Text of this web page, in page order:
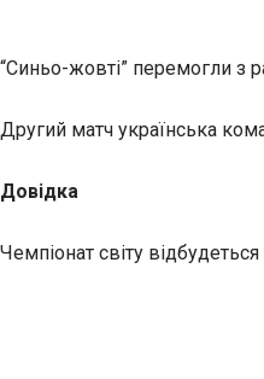
“Синьо-жовті” перемогли з
Другий матч українська
Довідка
Чемпіонат світу